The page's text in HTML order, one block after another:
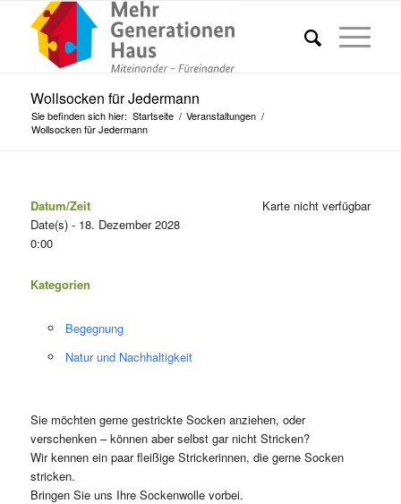
Wollsocken für Jedermann
Sie befinden sich hier: Startseite / Veranstaltungen /
Wollsocken für Jedermann
Karte nicht verfügbar
Datum/Zeit
Date(s) - 18. Dezember 2028
0:00
Kategorien
Begegnung
Natur und Nachhaltigkeit
Sie möchten gerne gestrickte Socken anziehen, oder
verschenken – können aber selbst gar nicht Stricken?
Wir kennen ein paar fleißige Strickerinnen, die gerne Socken
stricken.
Bringen Sie uns Ihre Sockenwolle vorbei.